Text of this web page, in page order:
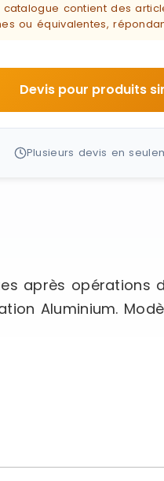
catalogue contient des
ou équivalentes,
Devis pour produits
Plusieurs devis en
après opérations
Aluminium.